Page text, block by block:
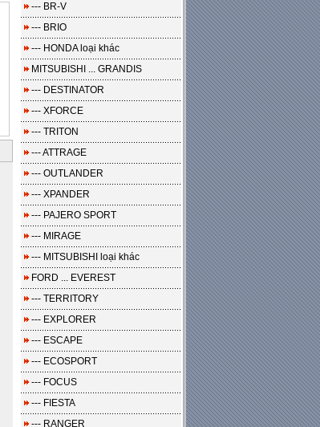
--- BR-V
--- BRIO
--- HONDA loại khác
MITSUBISHI ... GRANDIS
--- DESTINATOR
--- XFORCE
--- TRITON
--- ATTRAGE
--- OUTLANDER
--- XPANDER
--- PAJERO SPORT
--- MIRAGE
--- MITSUBISHI loại khác
FORD ... EVEREST
--- TERRITORY
--- EXPLORER
--- ESCAPE
--- ECOSPORT
--- FOCUS
--- FIESTA
--- RANGER